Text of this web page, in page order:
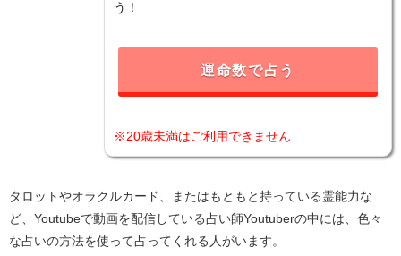
う！
運命数で占う
※20歳未満はご利用できません
タロットやオラクルカード、またはもともと持っている霊能力な
ど、Youtubeで動画を配信している占い師Youtuberの中には、色々
な占いの方法を使って占ってくれる人がいます。